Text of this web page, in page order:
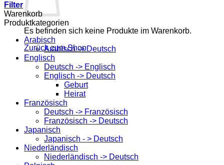
Es befinden sich keine Produkte im Warenkorb.
Zurück zum Shop
Filter
Warenkorb
Produktkategorien
Arabisch
Arabisch -> Deutsch
Englisch
Deutsch -> Englisch
Englisch -> Deutsch
Geburt
Heirat
Französisch
Deutsch -> Französisch
Französisch -> Deutsch
Japanisch
Japanisch - > Deutsch
Niederländisch
Niederländisch -> Deutsch